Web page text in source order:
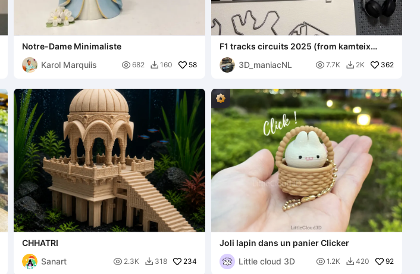
Notre-Dame Minimaliste
Karol Marquiis
 682  160 58
F1 tracks circuits 2025 (from kamteix
Makersworld)
3D_maniacNL
 7.7K  2K 362
CHHATRI
Sanart
 2.3K  318 234
Joli lapin dans un panier Clicker
Little cloud 3D
 1.2K  420 92